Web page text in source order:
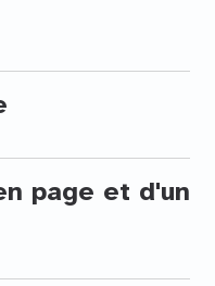
page et d'un